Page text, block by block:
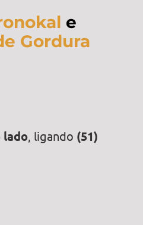
e
Gordura
lado , ligando (51)